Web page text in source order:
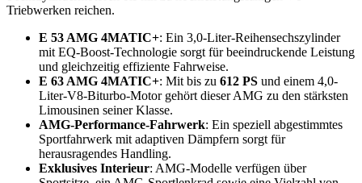
Triebwerken reichen.
E 53 AMG 4MATIC+: Ein 3,0-Liter-Reihensechszylinder
mit EQ-Boost-Technologie sorgt für beeindruckende Leistung
und gleichzeitig effiziente Fahrweise.
E 63 AMG 4MATIC+: Mit bis zu 612 PS und einem 4,0-
Liter-V8-Biturbo-Motor gehört dieser AMG zu den stärksten
Limousinen seiner Klasse.
AMG-Performance-Fahrwerk: Ein speziell abgestimmtes
Sportfahrwerk mit adaptiven Dämpfern sorgt für
herausragendes Handling.
Exklusives Interieur: AMG-Modelle verfügen über